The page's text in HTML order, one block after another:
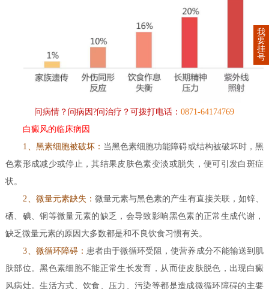
问病情？问病因?问治疗？可拨打电话：0871-64174769
白癜风的临床病因
1、黑素细胞被破坏： 当黑色素细胞功能障碍或结构被破坏时，黑
色素形成减少或停止，其结果皮肤色素变淡或脱失，便可引发白斑症
状。
2、微量元素缺失 ： 微量元素与黑色素的产生有直接关联，如锌、
硒、碘、铜等微量元素的缺乏，会导致影响黑色素的正常生成代谢，
缺乏微量元素的原因大多数都是和不良饮食习惯有关。
3、微循环障碍： 患者由于微循环受阻，使营养成分不能输送到肌
肤部位。黑色素细胞不能正常生长发育，从而使皮肤脱色，出现白癜
风病灶。生活方式、饮食、压力、污染等都是造成微循环障碍的主要
我
要
挂
号